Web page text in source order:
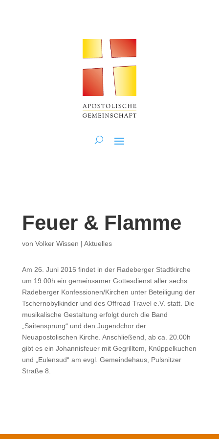
Feuer & Flamme
von Volker Wissen | Aktuelles
Am 26. Juni 2015 findet in der Radeberger Stadtkirche
um 19.00h ein gemeinsamer Gottesdienst aller sechs
Radeberger Konfessionen/Kirchen unter Beteiligung der
Tschernobylkinder und des Offroad Travel e.V. statt. Die
musikalische Gestaltung erfolgt durch die Band
„Saitensprung“ und den Jugendchor der
Neuapostolischen Kirche. Anschließend, ab ca. 20.00h
gibt es ein Johannisfeuer mit Gegrilltem, Knüppelkuchen
und „Eulensud“ am evgl. Gemeindehaus, Pulsnitzer
Straße 8.